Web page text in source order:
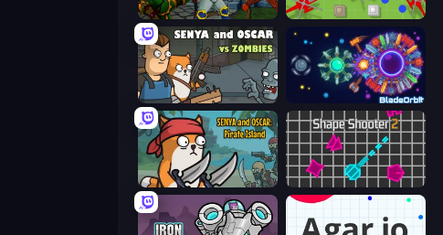
Adversator Copter.io
Senya and Oscar vs Zombies BladeOrbit.io
Senya and Oscar: Pirate Island Shape Shooter 2